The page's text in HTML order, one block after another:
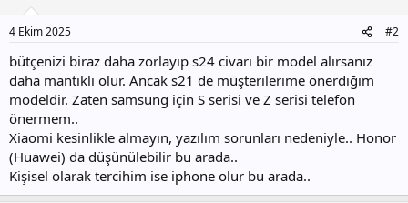
4 Ekim 2025 #2
bütçenizi biraz daha zorlayıp s24 civarı bir model alırsanız
daha mantıklı olur. Ancak s21 de müşterilerime önerdiğim
modeldir. Zaten samsung için S serisi ve Z serisi telefon
önermem..
Xiaomi kesinlikle almayın, yazılım sorunları nedeniyle.. Honor
(Huawei) da düşünülebilir bu arada..
Kişisel olarak tercihim ise iphone olur bu arada..